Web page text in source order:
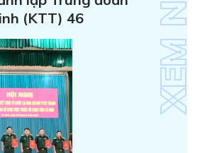
(KTT) 46